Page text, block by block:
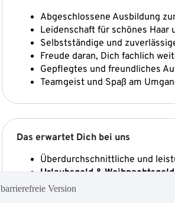
barrierefreie Version